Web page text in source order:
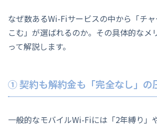
なぜ数あるWi-Fiサービスの中から「チ
こむ」が選ばれるのか。その具体的なメ
って解説します。
① 契約も解約金も「完全なし」の
一般的なモバイルWi-Fiには「2年縛り」